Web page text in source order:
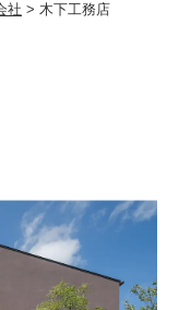
社 > 木下工務店